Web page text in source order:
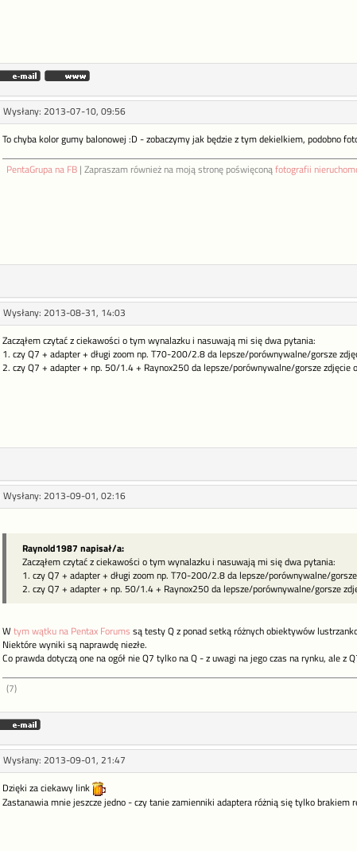
Wysłany: 2013-07-10, 09:56
To chyba kolor gumy balonowej :D - zobaczymy jak będzie z tym dekielkiem, podobno
PentaGrupa na FB| Zapraszam również na moją stronę poświęconąfotografii
Wysłany: 2013-08-31, 14:03
Zacząłem czytać z ciekawości o tym wynalazku i nasuwają mi się dwa pytania:
1. czy Q7 + adapter + długi zoom np. T70-200/2.8 da lepsze/porównywalne/gorsze
2. czy Q7 + adapter + np. 50/1.4 + Raynox250 da lepsze/porównywalne/gorsze zdjęcie
Wysłany: 2013-09-01, 02:16
Raynold1987 napisał/a:
Zacząłem czytać z ciekawości o tym wynalazku i nasuwają mi się dwa pytania:
1. czy Q7 + adapter + długi zoom np. T70-200/2.8 da lepsze/porównywalne/
2. czy Q7 + adapter + np. 50/1.4 + Raynox250 da lepsze/porównywalne/gorsze
Wtym wątku na Pentax Forums są testy Q z ponad setką różnych obiektywów
Niektóre wyniki są naprawdę niezłe.
Co prawda dotyczą one na ogół nie Q7 tylko na Q - z uwagi na jego czas na rynku, ale z
(7)
Wysłany: 2013-09-01, 21:47
Dzięki za ciekawy link
Zastanawia mnie jeszcze jedno - czy tanie zamienniki adaptera różnią się tylko brakiem